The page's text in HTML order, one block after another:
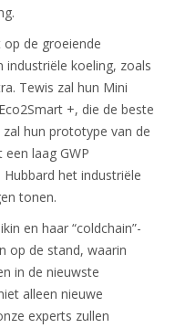
de groeiende
industriële koeling, zoals
Tewis zal hun Mini
+, die de beste
hun prototype van de
laag GWP
het industriële
tonen.
en haar “coldchain”-
op de stand, waarin
in de nieuwste
alleen nieuwe
experts zullen